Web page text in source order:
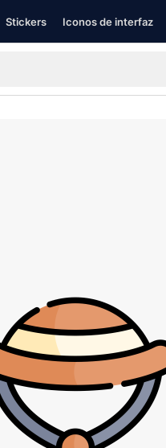
Stickers Iconos de interfaz